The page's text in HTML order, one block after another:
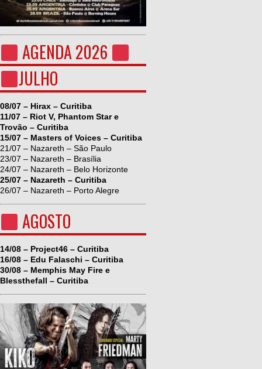
AGENDA 2026
JULHO
08/07 – Hirax – Curitiba
11/07 – Riot V, Phantom Star e
Trovão – Curitiba
15/07 – Masters of Voices – Curitiba
21/07 – Nazareth – São Paulo
23/07 – Nazareth – Brasília
24/07 – Nazareth – Belo Horizonte
25/07 – Nazareth – Curitiba
26/07 – Nazareth – Porto Alegre
AGOSTO
14/08 – Project46 – Curitiba
16/08 – Edu Falaschi – Curitiba
30/08 – Memphis May Fire e
Blessthefall – Curitiba